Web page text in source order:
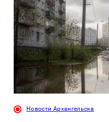
Новости Архангельска